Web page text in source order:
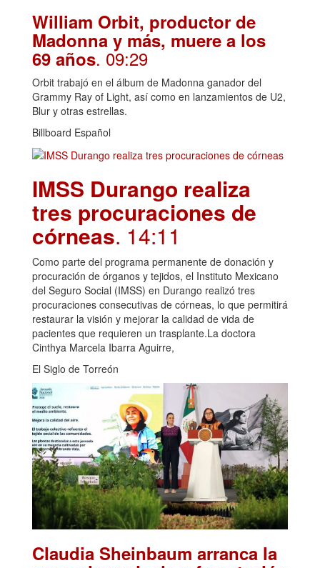
William Orbit, productor de
Madonna y más, muere a los
69 años. 09:29
Orbit trabajó en el álbum de Madonna ganador del
Grammy Ray of Light, así como en lanzamientos de U2,
Blur y otras estrellas.
Billboard Español
IMSS Durango realiza
tres procuraciones de
córneas. 14:11
Como parte del programa permanente de donación y
procuración de órganos y tejidos, el Instituto Mexicano
del Seguro Social (IMSS) en Durango realizó tres
procuraciones consecutivas de córneas, lo que permitirá
restaurar la visión y mejorar la calidad de vida de
pacientes que requieren un trasplante.La doctora
Cinthya Marcela Ibarra Aguirre,
El Siglo de Torreón
Claudia Sheinbaum arranca la